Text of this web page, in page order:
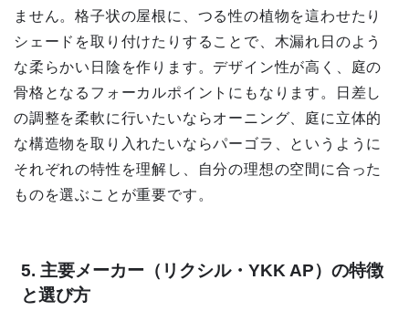
ません。格子状の屋根に、つる性の植物を這わせたり
シェードを取り付けたりすることで、木漏れ日のよう
な柔らかい日陰を作ります。デザイン性が高く、庭の
骨格となるフォーカルポイントにもなります。日差し
の調整を柔軟に行いたいならオーニング、庭に立体的
な構造物を取り入れたいならパーゴラ、というように
それぞれの特性を理解し、自分の理想の空間に合った
ものを選ぶことが重要です。
5. 主要メーカー（リクシル・YKK AP）の特徴
と選び方